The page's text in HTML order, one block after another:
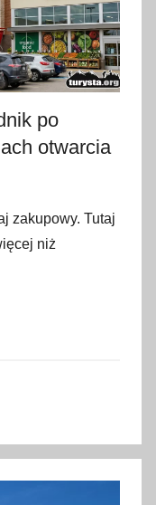
po
otwarcia
zakupowy. Tutaj
niż